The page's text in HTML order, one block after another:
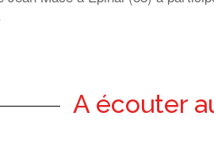
A écouter